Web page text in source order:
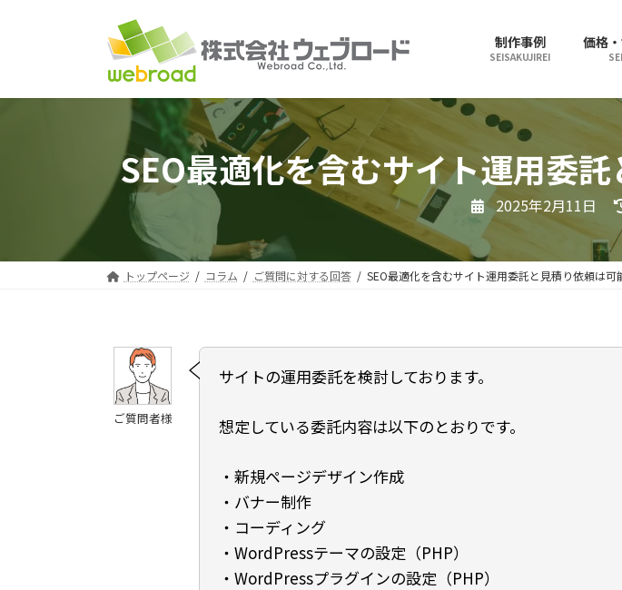
ツ
シ
制作事例
SEISAKUJIREI
価格
SEO最適化を含むサイト運用委
2025年2月11日
トップページ コラム ご質問に対する回答 SEO最適化を含むサイト運用委託と見積り依頼は可
ご質問者様
サイトの運用委託を検討しております。
想定している委託内容は以下のとおりです。
・新規ページデザイン作成
・バナー制作
・コーディング
・WordPressテーマの設定（PHP）
・WordPressプラグインの設定（PHP）